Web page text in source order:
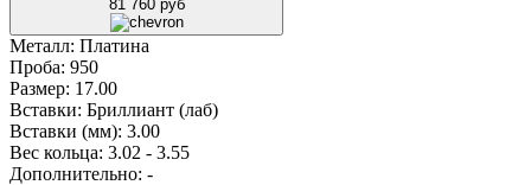
81 760 руб
Металл: Платина
Проба: 950
Размер: 17.00
Вставки: Бриллиант (лаб)
Вставки (мм): 3.00
Вес кольца: 3.02 - 3.55
Дополнительно: -